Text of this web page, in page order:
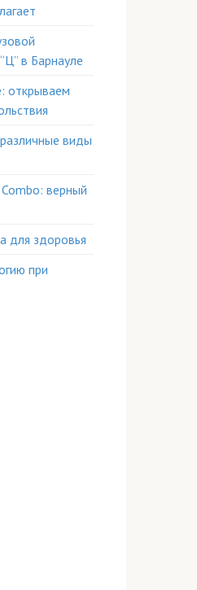
в Барнауле
открываем
виды
верный
для здоровья
при